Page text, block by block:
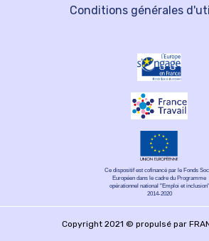
Conditions générales
Ce dispositif est cofinancé par le Fonds
Européen dans le cadre du Programme
opérationnel national "Emploi et inclusion"
2014-2020
Copyright 2021 © propulsé par